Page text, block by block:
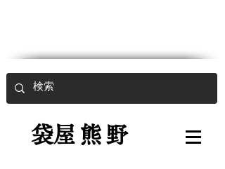
​袋屋熊野